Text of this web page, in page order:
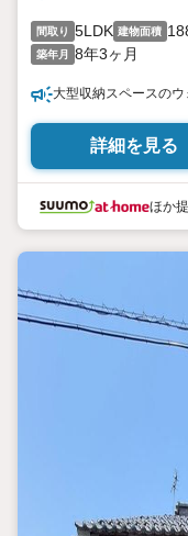
間取り 5LDK 建物面積
築年月 8年3ヶ月
大型収納スペースの
詳細を見る
ほか